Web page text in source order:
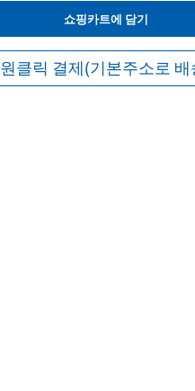
쇼핑카트에 담기
원클릭 결제(기본주소로 배